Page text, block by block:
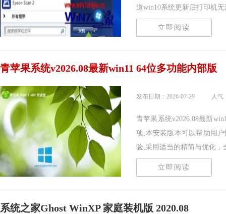
道win10系统更新后打印机
立即阅读
青苹果系统v2026.08最新win11 64位多功能内部版
发布日期：2026-07-29 人气
青苹果系统v2026.08最新
项,本安装版本可以帮助用
验,采用适当的精简与优化，
立即阅读
系统之家Ghost WinXP 家庭装机版 2020.08